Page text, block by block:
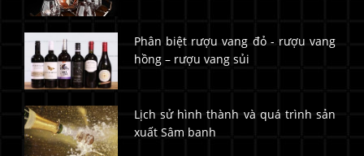
Phân biệt rượu vang đỏ - rượu vang
hồng – rượu vang sủi
Lịch sử hình thành và quá trình sản
xuất Sâm banh